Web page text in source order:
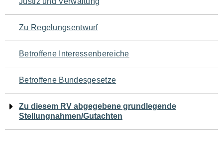
für
den
Seiteninhalt
Zu Regelungsentwurf
Betroffene Interessenbereiche
Betroffene Bundesgesetze
Zu diesem RV abgegebene grundlegende
Stellungnahmen/Gutachten